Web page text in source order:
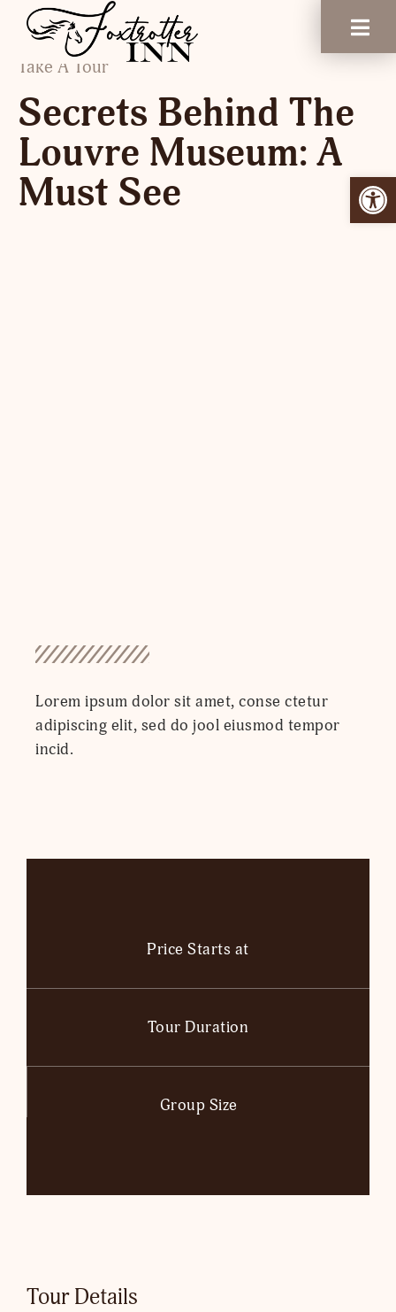
Take A Tour
Secrets Behind The
Louvre Museum: A
Must See
Lorem ipsum dolor sit amet, conse ctetur
adipiscing elit, sed do jool eiusmod tempor
incid.
Price Starts at
Tour Duration
Group Size
Tour Details